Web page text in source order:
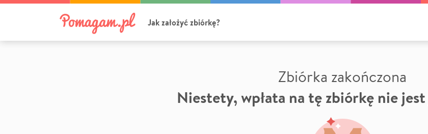
Jak założyć zbiórkę?
Zbiórka zakończona
Niestety, wpłata na tę zbiórkę nie